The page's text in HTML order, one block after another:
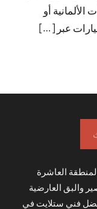
الألمانية أو
عبر […]
والبق العارضية
فني ستلايت في